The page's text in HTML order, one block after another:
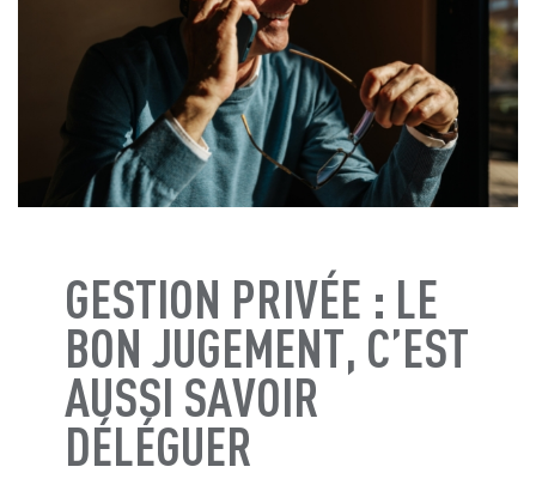
GESTION PRIVÉE : LE
BON JUGEMENT, C’EST
AUSSI SAVOIR
DÉLÉGUER